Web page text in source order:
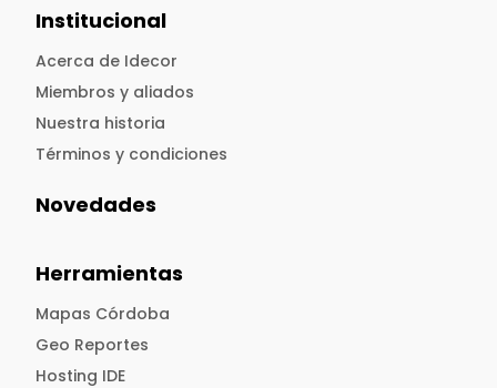
Institucional
Acerca de Idecor
Miembros y aliados
Nuestra historia
Términos y condiciones
Novedades
Herramientas
Mapas Córdoba
Geo Reportes
Hosting IDE